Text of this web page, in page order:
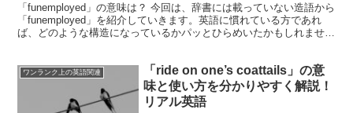
「funemployed」の意味は？ 今回は、辞書には載っていない造語から
「funemployed」を紹介していきます。英語に慣れている方であれ
ば、どのような構造になっているかパッとひらめいたかもしれません
ワンランク上の英語関連
「ride on one’s coattails」の意
味と使い方を分かりやすく解説！
リアル英語